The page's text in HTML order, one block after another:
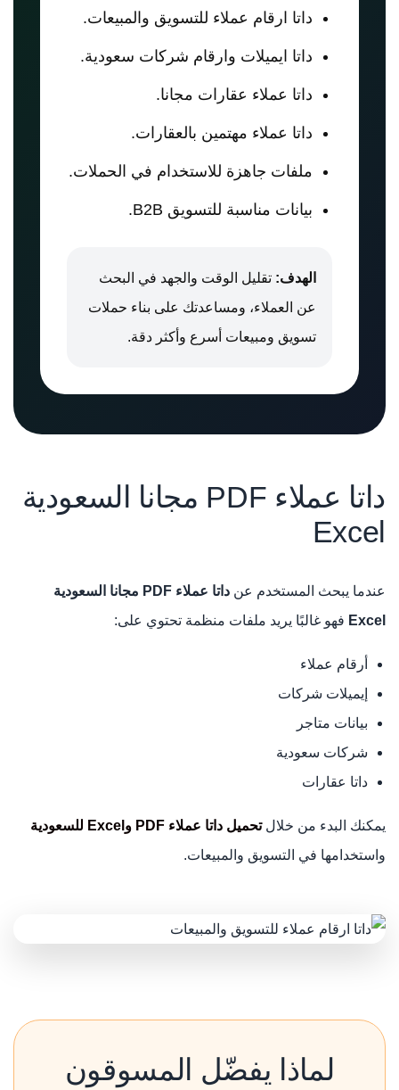
داتا ارقام عملاء للتسويق والمبيعات.
داتا ايميلات وارقام شركات سعودية.
داتا عملاء عقارات مجانا.
داتا عملاء مهتمين بالعقارات.
ملفات جاهزة للاستخدام في الحملات.
بيانات مناسبة للتسويق B2B.
الهدف: تقليل الوقت والجهد في البحث
عن العملاء، ومساعدتك على بناء حملات
تسويق ومبيعات أسرع وأكثر دقة.
داتا عملاء PDF مجانا السعودية
Excel
عندما يبحث المستخدم عن
داتا عملاء PDF مجانا السعودية
Excel فهو غالبًا يريد ملفات منظمة تحتوي على:
أرقام عملاء
إيميلات شركات
بيانات متاجر
شركات سعودية
داتا عقارات
يمكنك البدء من خلالتحميل داتا عملاء PDF وExcel للسعودية
واستخدامها في التسويق والمبيعات.
لماذا يفضّل المسوقون